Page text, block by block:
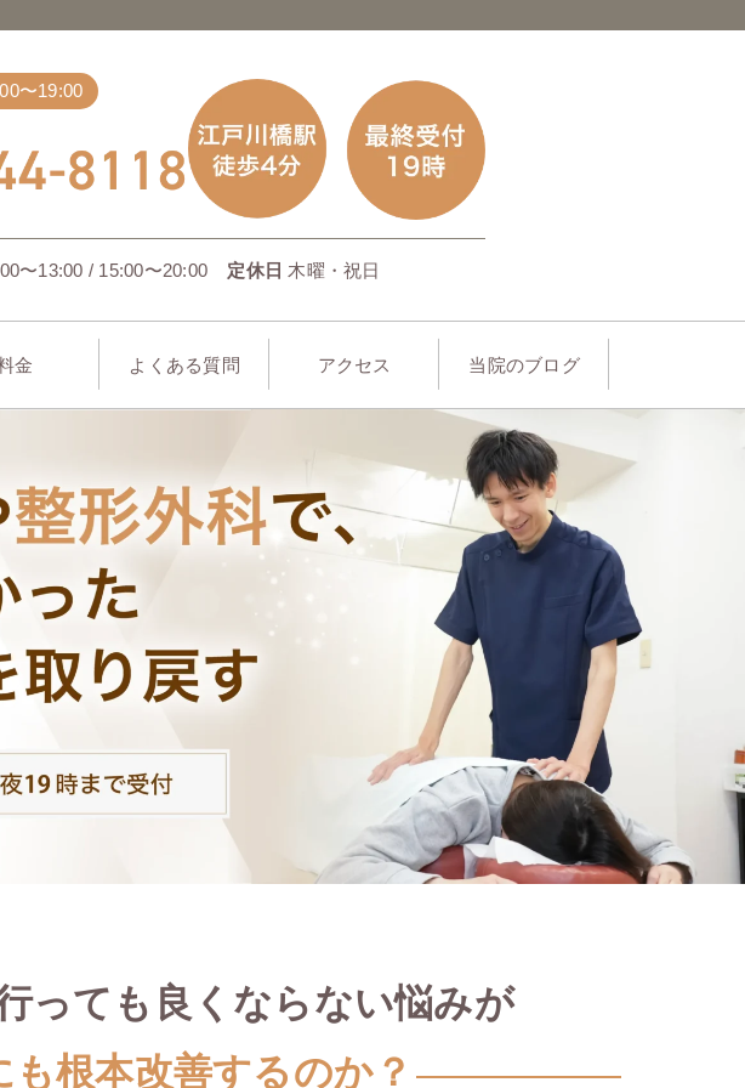
〜19:00
〜13:00 / 15:00〜20:00 定休日 木曜・祝日
金 よくある質問 アクセス 当院のブログ
っても良くならない悩みが
も根本改善するのか？